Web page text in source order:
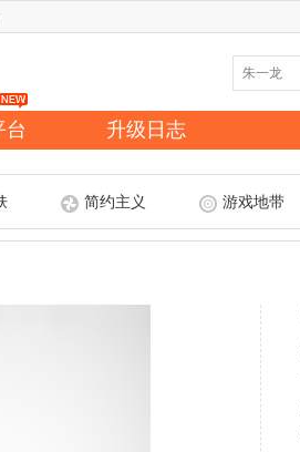
台 升级日志
简约主义 游戏地带